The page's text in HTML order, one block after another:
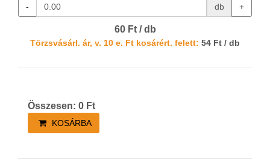
- db +
60 Ft / db
Törzsvásárl. ár, v. 10 e. Ft kosárért. felett: 54 Ft / db
Összesen: 0 Ft
KOSÁRBA